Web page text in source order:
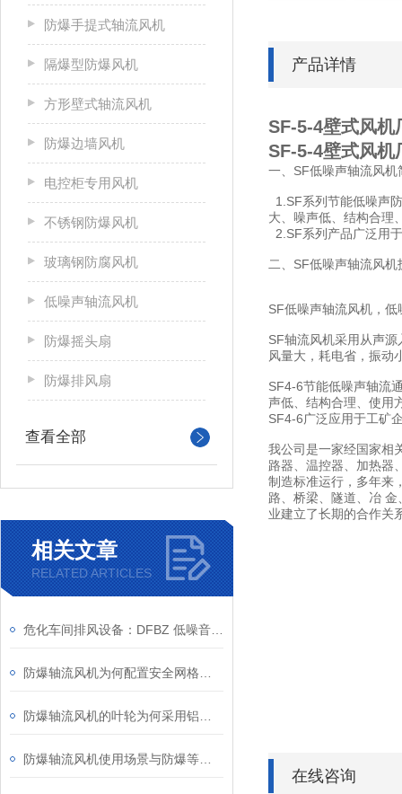
防爆手提式轴流风机
隔爆型防爆风机
方形壁式轴流风机
防爆边墙风机
电控柜专用风机
不锈钢防爆风机
玻璃钢防腐风机
低噪声轴流风机
防爆摇头扇
防爆排风扇
查看全部
相关文章
RELATED ARTICLES
产品详情
SF-5-4壁式风机
SF-5-4壁式风机
一、SF低噪声轴流风机
1.SF系列节能低噪声
大、噪声低、结构合理
2.SF系列产品广泛用
二、SF低噪声轴流风机
SF低噪声轴流风机，
SF轴流风机采用从声
风量大，耗电省，振动
SF4-6节能低噪声轴流
声低、结构合理、使用
SF4-6广泛应用于工矿
我公司是一家经国家相
路器、温控器、加热器
制造标准运行，多年来
路、桥梁、隧道、冶
业建立了长期的合作关
在线咨询